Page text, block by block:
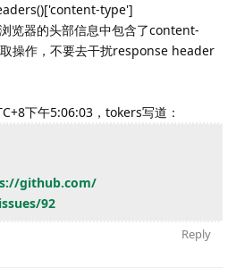
type']
览器的头部信息中包含了content-
操作，不要去干扰response header
下午5:06:03，tokers写道：
github.com/
92
Reply